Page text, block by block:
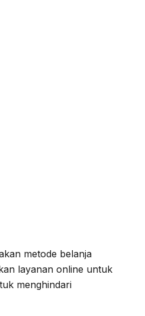
metode belanja
layanan online untuk
menghindari